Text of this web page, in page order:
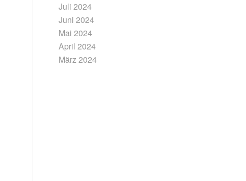
Juli 2024
Juni 2024
Mai 2024
April 2024
März 2024